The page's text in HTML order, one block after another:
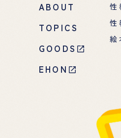
ABOUT
TOPICS
GOODS
EHON
性
性
絵